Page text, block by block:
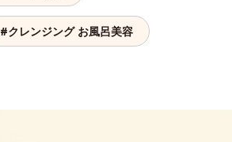
#クレンジング お風呂美容